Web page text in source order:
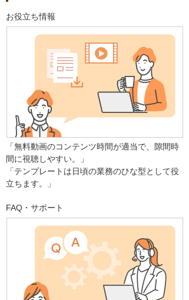
お役立ち情報
「無料動画のコンテンツ時間が適当で、隙間時
間に視聴しやすい。」
「テンプレートは日頃の業務のひな型として役
立ちます。」
FAQ・サポート